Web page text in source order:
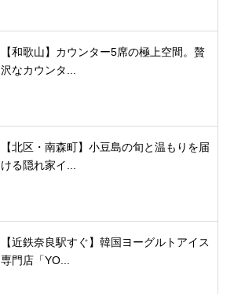
【和歌山】カウンター5席の極上空間。贅
沢なカウンタ...
【北区・南森町】小豆島の旬と温もりを届
ける隠れ家イ...
【近鉄奈良駅すぐ】韓国ヨーグルトアイス
専門店「YO...